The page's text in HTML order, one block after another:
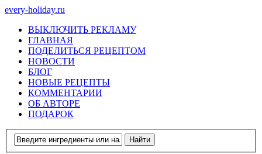
every-holiday.ru
ВЫКЛЮЧИТЬ РЕКЛАМУ
ГЛАВНАЯ
ПОДЕЛИТЬСЯ РЕЦЕПТОМ
НОВОСТИ
БЛОГ
НОВЫЕ РЕЦЕПТЫ
КОММЕНТАРИИ
ОБ АВТОРЕ
ПОДАРОК